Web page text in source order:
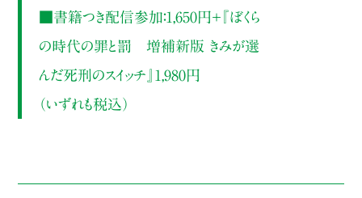
■書籍つき配信参加：1,650円＋『ぼくら
の時代の罪と罰 増補新版 きみが選
んだ死刑のスイッチ』1,980円
（いずれも税込）